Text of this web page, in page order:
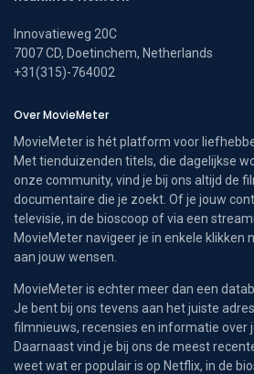
Innovatieweg 20C
7007 CD, Doetinchem, Netherlands
+31(315)-764002
Over MovieMeter
MovieMeter is hét platform voor
Met tienduizenden titels, die dagelijkse
onze community, vind je bij ons altijd de
documentaire die je zoekt. Of je jouw
televisie, in de bioscoop of via een
MovieMeter navigeer je in enkele klikken
aan jouw wensen.
MovieMeter is echter meer dan een
Je bent bij ons tevens aan het juiste
filmnieuws, recensies en informatie over
Daarnaast vind je bij ons de meest
weet wat er populair is op Netflix, in de